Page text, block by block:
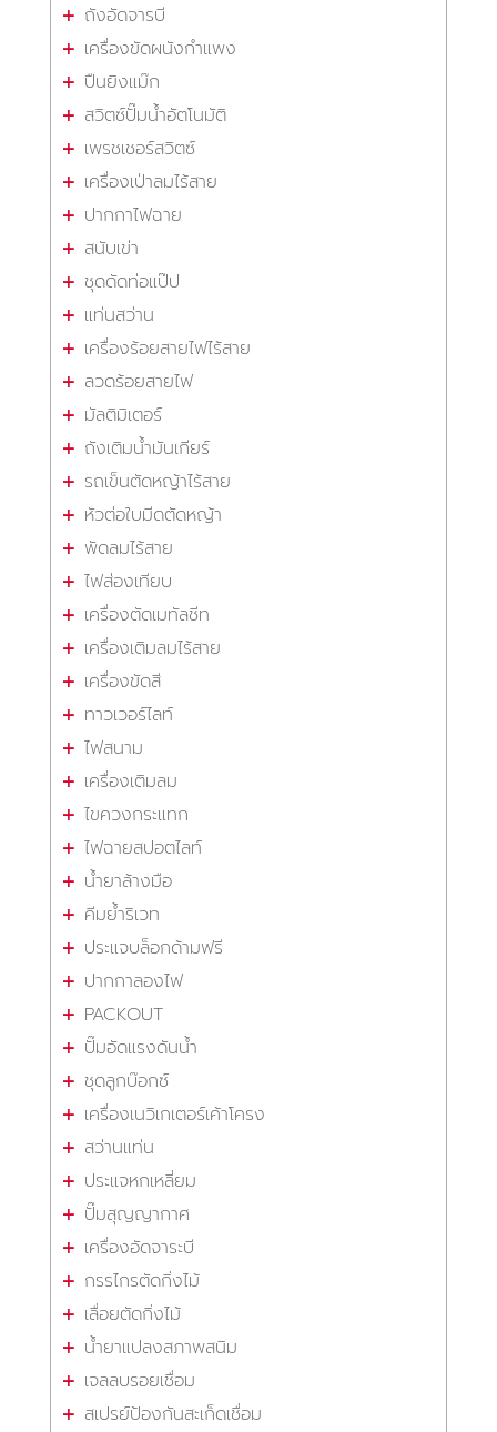
ถังอัดจารบี
เครื่องขัดผนังกำแพง
ปืนยิงแม๊ก
สวิตซ์ปั๊มน้ำอัตโนมัติ
เพรชเชอร์สวิตซ์
เครื่องเป่าลมไร้สาย
ปากกาไฟฉาย
สนับเข่า
ชุดดัดท่อแป๊ป
แท่นสว่าน
เครื่องร้อยสายไฟไร้สาย
ลวดร้อยสายไฟ
มัลติมิเตอร์
ถังเติมน้ำมันเกียร์
รถเข็นตัดหญ้าไร้สาย
หัวต่อใบมีดตัดหญ้า
พัดลมไร้สาย
ไฟส่องเทียบ
เครื่องตัดเมทัลชีท
เครื่องเติมลมไร้สาย
เครื่องขัดสี
ทาวเวอร์ไลท์
ไฟสนาม
เครื่องเติมลม
ไขควงกระแทก
ไฟฉายสปอตไลท์
น้ำยาล้างมือ
คีมย้ำริเวท
ประแจบล็อกด้ามฟรี
ปากกาลองไฟ
PACKOUT
ปั๊มอัดแรงดันน้ำ
ชุดลูกบ๊อกซ์
เครื่องเนวิเกเตอร์เค้าโครง
สว่านแท่น
ประแจหกเหลี่ยม
ปั๊มสุญญากาศ
เครื่องอัดจาระบี
กรรไกรตัดกิ่งไม้
เลื่อยตัดกิ่งไม้
น้ำยาแปลงสภาพสนิม
เจลลบรอยเชื่อม
สเปรย์ป้องกันสะเก็ดเชื่อม